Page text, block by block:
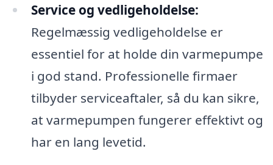
Service og vedligeholdelse:
Regelmæssig vedligeholdelse er
essentiel for at holde din varmepumpe
i god stand. Professionelle firmaer
tilbyder serviceaftaler, så du kan sikre,
at varmepumpen fungerer effektivt og
har en lang levetid.